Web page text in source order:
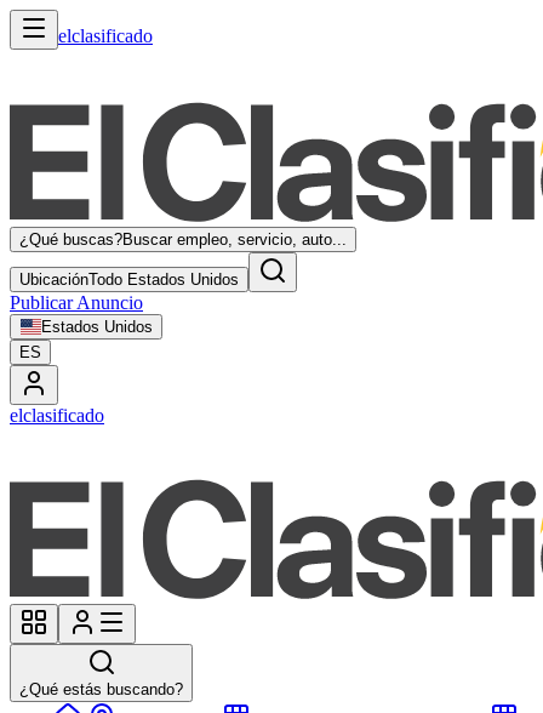
elclasificado
¿Qué buscas?Buscar empleo, servicio, auto...
UbicaciónTodo Estados Unidos
Publicar Anuncio
Estados Unidos
ES
elclasificado
¿Qué estás buscando?